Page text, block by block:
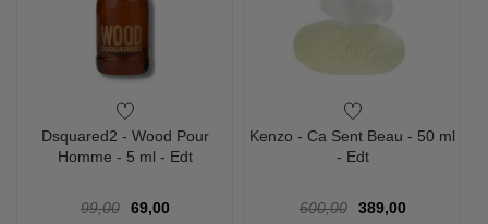
Dsquared2 - Wood Pour
Homme - 5 ml - Edt
99,00
69,00
Kenzo - Ca Sent Beau - 50 ml
- Edt
600,00
389,00